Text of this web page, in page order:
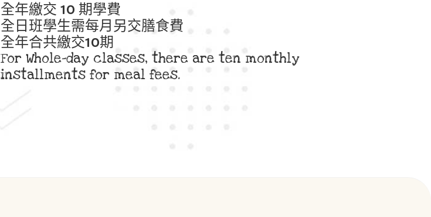
全年繳交 10 期學費
全日班學生需每月另交膳食費
全年合共繳交10期
For Whole-day classes, there are ten monthly
installments for meal fees.